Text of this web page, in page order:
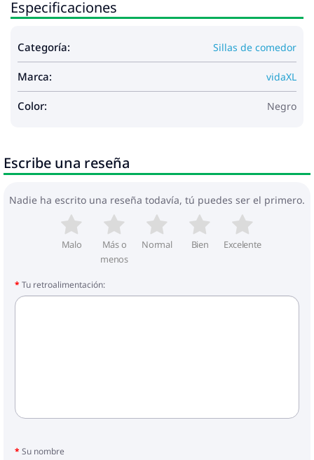
Especificaciones
Categoría: Sillas de comedor
Marca: vidaXL
Color: Negro
Escribe una reseña
Nadie ha escrito una reseña todavía, tú puedes ser el primero.
Malo
Más o
menos
Normal Bien Excelente
Tu retroalimentación:
Su nombre